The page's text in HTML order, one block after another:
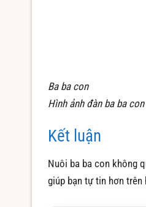
Ba ba con
Hình ảnh đàn ba ba
Kết luận
Nuôi ba ba con không
giúp bạn tự tin hơn trên